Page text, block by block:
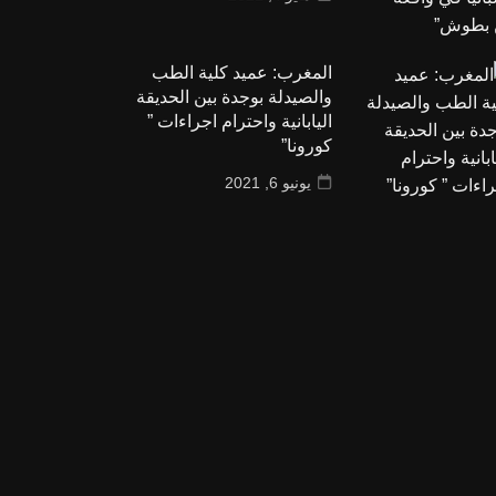
المغرب: عميد كلية الطب
والصيدلة بوجدة بين الحديقة
اليابانية واحترام اجراءات ”
كورونا”
يونيو 6, 2021